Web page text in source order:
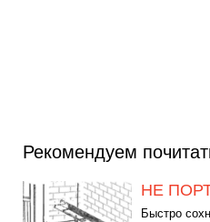
Рекомендуем
НЕ
Быстро